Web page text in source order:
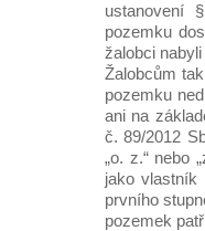
ustanovení
pozemku
žalobci
Žalobcům
pozemku
ani na
č. 89/2012
„o. z.“ nebo
jako vlastník
prvního
pozemek